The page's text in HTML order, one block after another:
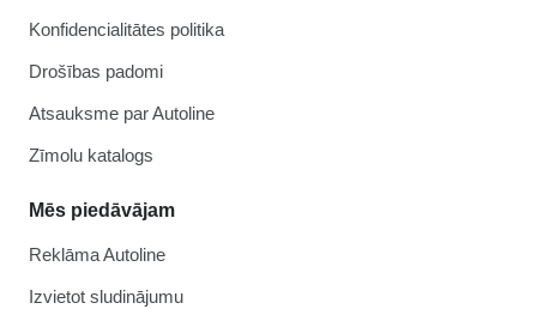
Konfidencialitātes politika
Drošības padomi
Atsauksme par Autoline
Zīmolu katalogs
Mēs piedāvājam
Reklāma Autoline
Izvietot sludinājumu